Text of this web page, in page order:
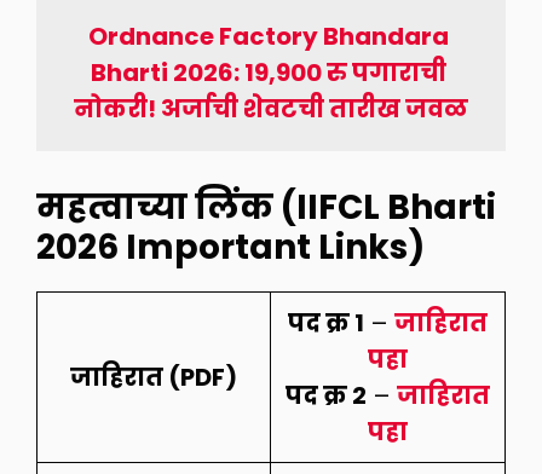
Ordnance Factory Bhandara
Bharti 2026: 19,900 रु पगाराची
नोकरी! अर्जाची शेवटची तारीख जवळ
महत्वाच्या लिंक (IIFCL Bharti
2026 Important Links)
जाहिरात (PDF)
पद क्र 1 – जाहिरात
पहा
पद क्र 2 – जाहिरात
पहा